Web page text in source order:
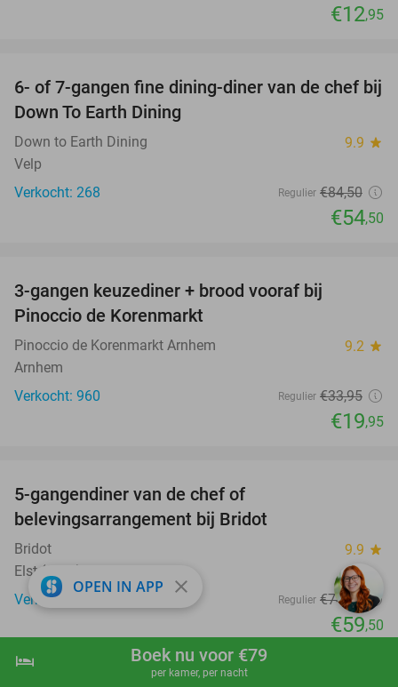
shopping_cart Boek nu
hotel Boek nu voor €79
per kamer, per nacht
€12,95
36%
6- of 7-gangen fine dining-diner van de chef bij
Down To Earth Dining
Down to Earth Dining 9.9 star
Velp
Verkocht: 268
Regulier €84,50
€54,50
3-gangen keuzediner + brood vooraf bij
Pinoccio de Korenmarkt
Pinoccio de Korenmarkt Arnhem 9.2 star
Arnhem
Verkocht: 960
Regulier €33,95
€19,95
5-gangendiner van de chef of
belevingsarrangement bij Bridot
Bridot 9.9 star
Elst (6 km)
Verkocht: 141
Regulier €74,50
€59,50
OPEN IN APP close